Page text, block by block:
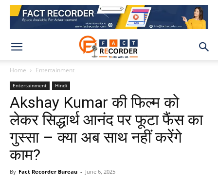
Home Entertainment
Entertainment Hindi
Akshay Kumar की फिल्म को
लेकर सिद्धार्थ आनंद पर फूटा फैंस का
गुस्सा – क्या अब साथ नहीं करेंगे
काम?
By Fact Recorder Bureau - June 6, 2025